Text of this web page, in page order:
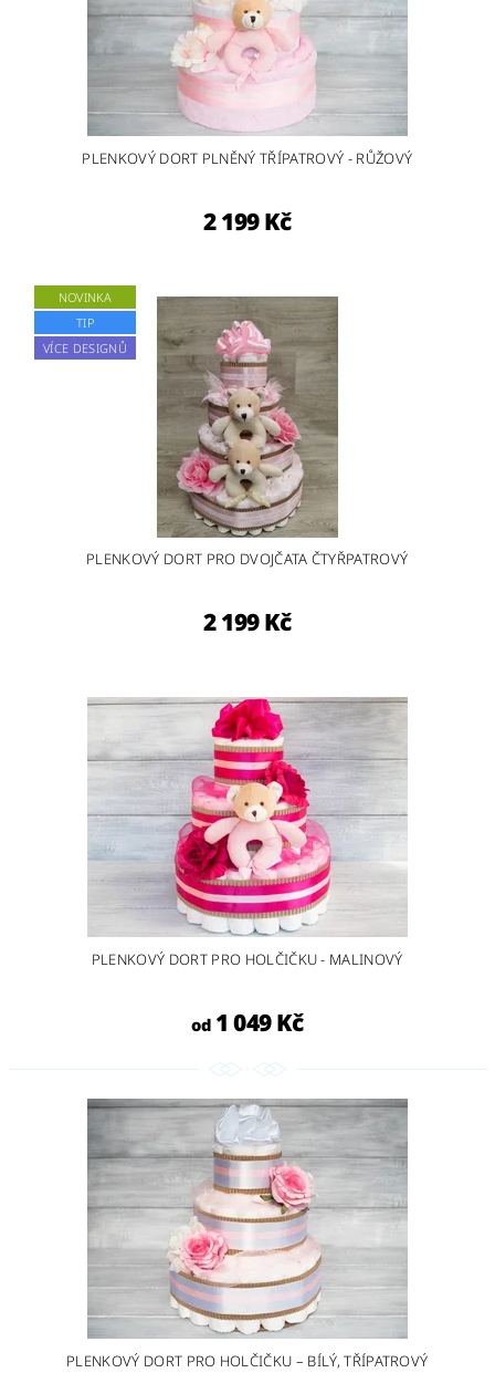
PLENKOVÝ DORT PLNĚNÝ TŘÍPATROVÝ - RŮŽOVÝ
2 199 Kč
NOVINKA
TIP
VÍCE DESIGNŮ
PLENKOVÝ DORT PRO DVOJČATA ČTYŘPATROVÝ
2 199 Kč
PLENKOVÝ DORT PRO HOLČIČKU - MALINOVÝ
od1 049 Kč
PLENKOVÝ DORT PRO HOLČIČKU – BÍLÝ, TŘÍPATROVÝ